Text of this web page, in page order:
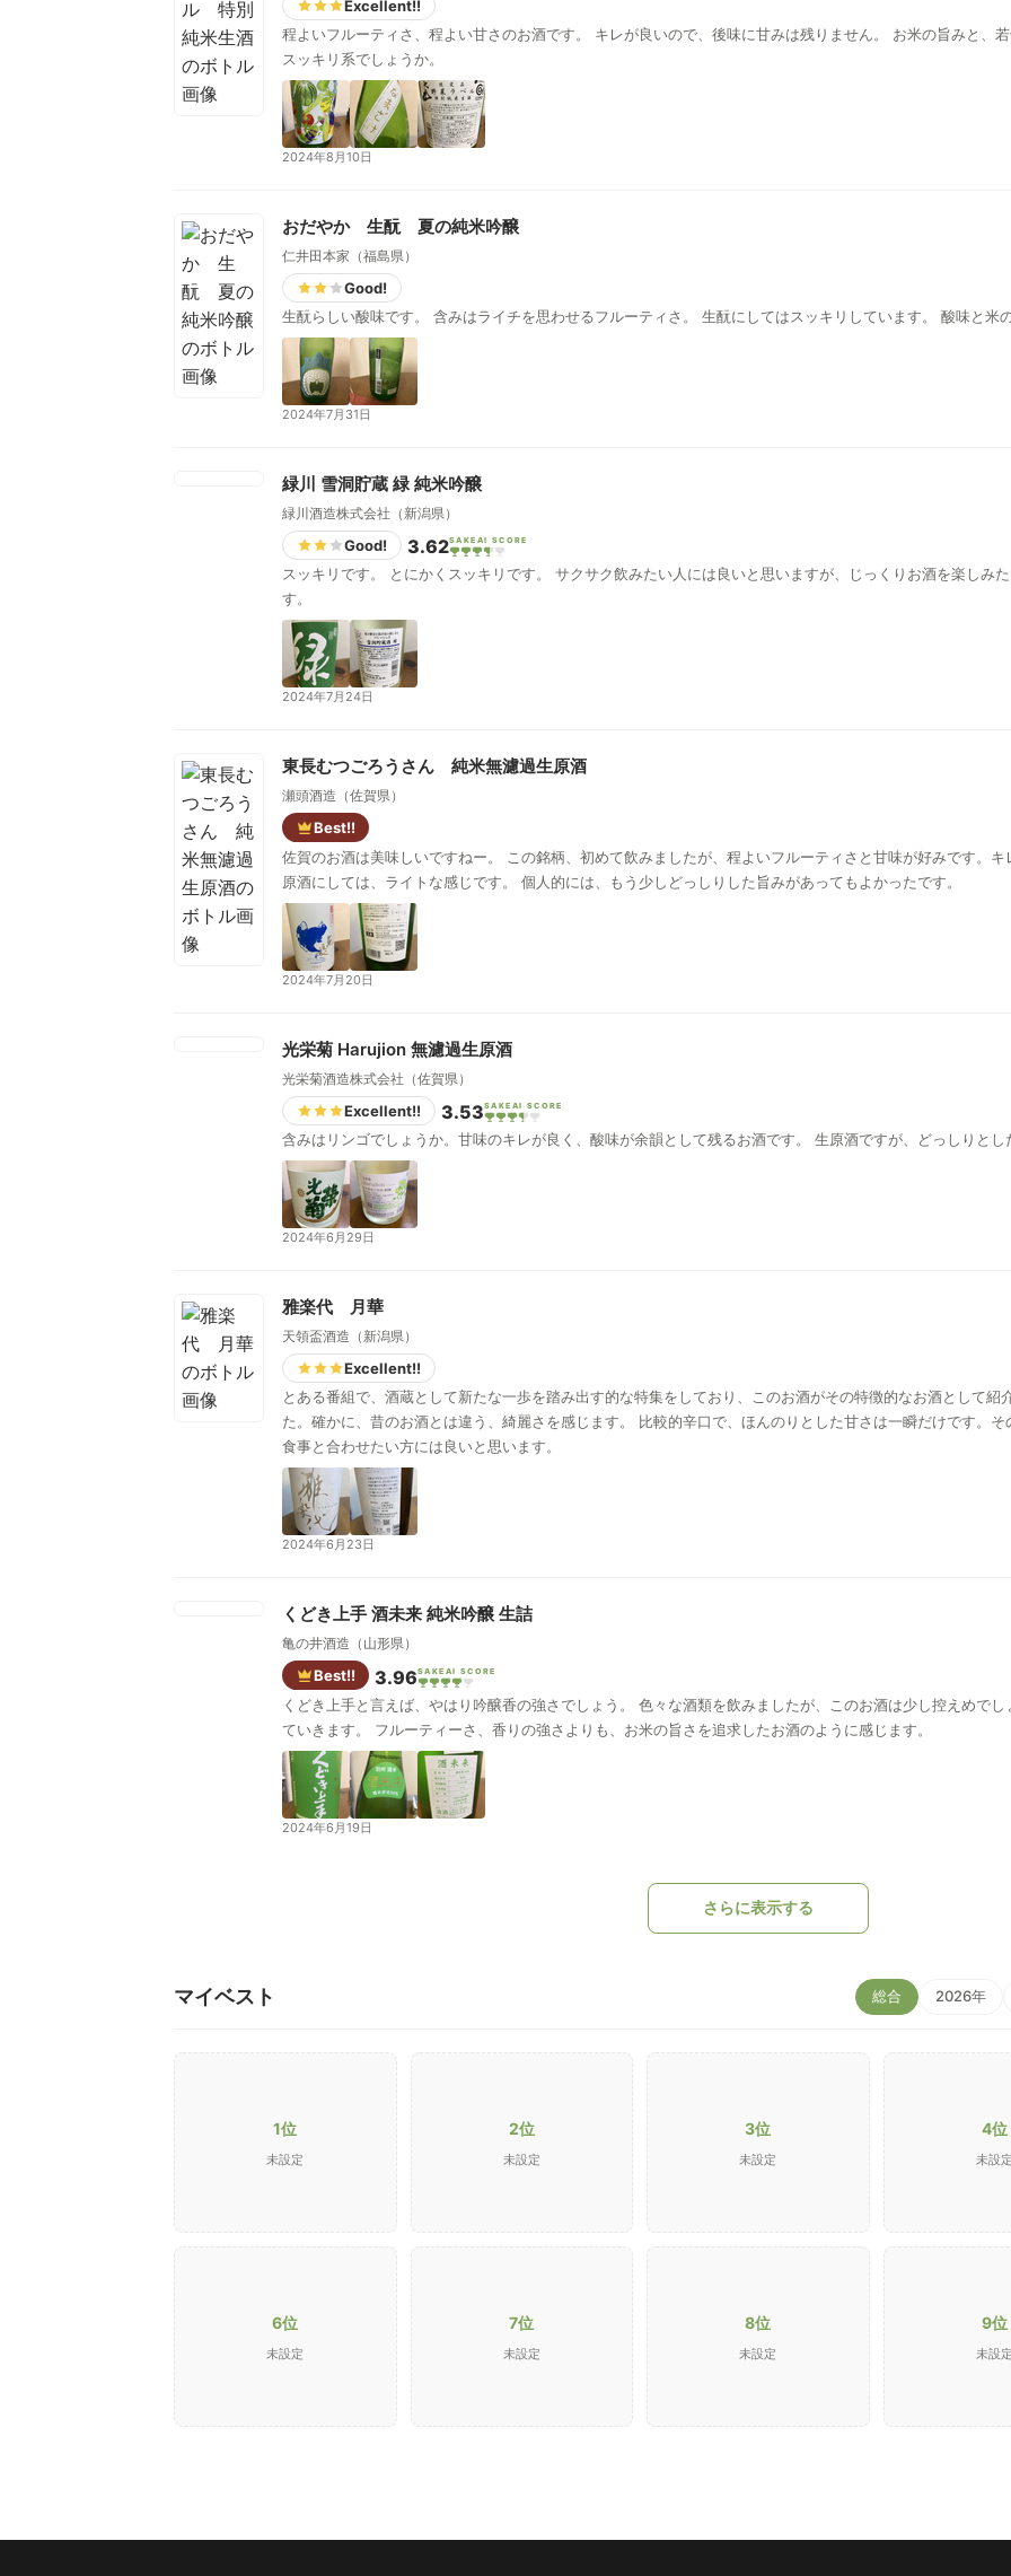
Excellent!!
程よいフルーティさ、程よい甘さのお酒です。 キレが良いので、後味に甘みは残りません。 お米の旨みと、
スッキリ系でしょうか。
2024年8月10日
おだやか 生酛 夏の純米吟醸
仁井田本家（福島県）
Good!
生酛らしい酸味です。 含みはライチを思わせるフルーティさ。 生酛にしてはスッキリしています。 酸味と米
2024年7月31日
緑川 雪洞貯蔵 緑 純米吟醸
緑川酒造株式会社（新潟県）
Good! 3.62SAKEAI SCORE
スッキリです。 とにかくスッキリです。 サクサク飲みたい人には良いと思いますが、じっくりお酒を楽しみ
す。
2024年7月24日
東長むつごろうさん 純米無濾過生原酒
瀬頭酒造（佐賀県）
Best!!
佐賀のお酒は美味しいですねー。 この銘柄、初めて飲みましたが、程よいフルーティさと甘味が好みです。キ
原酒にしては、ライトな感じです。 個人的には、もう少しどっしりした旨みがあってもよかったです。
2024年7月20日
光栄菊 Harujion 無濾過生原酒
光栄菊酒造株式会社（佐賀県）
Excellent!! 3.53SAKEAI SCORE
含みはリンゴでしょうか。甘味のキレが良く、酸味が余韻として残るお酒です。 生原酒ですが、どっしりとし
2024年6月29日
雅楽代 月華
天領盃酒造（新潟県）
Excellent!!
とある番組で、酒蔵として新たな一歩を踏み出す的な特集をしており、このお酒がその特徴的なお酒として紹
た。確かに、昔のお酒とは違う、綺麗さを感じます。 比較的辛口で、ほんのりとした甘さは一瞬だけです。そ
食事と合わせたい方には良いと思います。
2024年6月23日
くどき上手 酒未来 純米吟醸 生詰
亀の井酒造（山形県）
Best!! 3.96SAKEAI SCORE
くどき上手と言えば、やはり吟醸香の強さでしょう。 色々な酒類を飲みましたが、このお酒は少し控えめで
ていきます。 フルーティーさ、香りの強さよりも、お米の旨さを追求したお酒のように感じます。
2024年6月19日
さらに表示する
マイベスト 総合 2026年
1位
未設定
2位
未設定
3位
未設定
4位
未設定
6位
未設定
7位
未設定
8位
未設定
9位
未設定